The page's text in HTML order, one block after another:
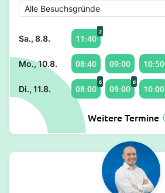
Sa., 8.8. 11:40
2
Mo., 10.8. 08:40 09:00 10:50
Di., 11.8. 08:00
6
09:00
6
10:00
Weitere Termine